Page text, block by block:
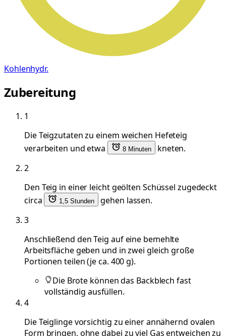
Kohlenhydr.
Zubereitung
1
Die Teigzutaten zu einem weichen Hefeteig
verarbeiten und etwa
8 Minuten
kneten.
2
Den Teig in einer leicht geölten Schüssel zugedeckt
circa
1,5 Stunden
gehen lassen.
3
Anschließend den Teig auf eine bemehlte
Arbeitsfläche geben und in zwei gleich große
Portionen teilen (je ca. 400 g).
Die Brote können das Backblech fast
vollständig ausfüllen.
4
Die Teiglinge vorsichtig zu einer annähernd ovalen
Form bringen, ohne dabei zu viel Gas entweichen zu